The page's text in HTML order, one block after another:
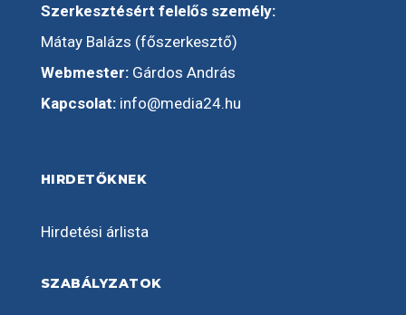
Szerkesztésért felelős személy:
Mátay Balázs (főszerkesztő)
Webmester:Gárdos András
Kapcsolat: info@media24.hu
HIRDETŐKNEK
Hirdetési árlista
SZABÁLYZATOK